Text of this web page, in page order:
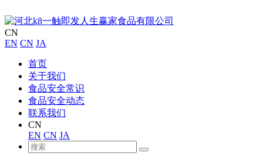
CN
EN CN JA
首页
关于我们
食品安全常识
食品安全动态
联系我们
CN
EN CN JA